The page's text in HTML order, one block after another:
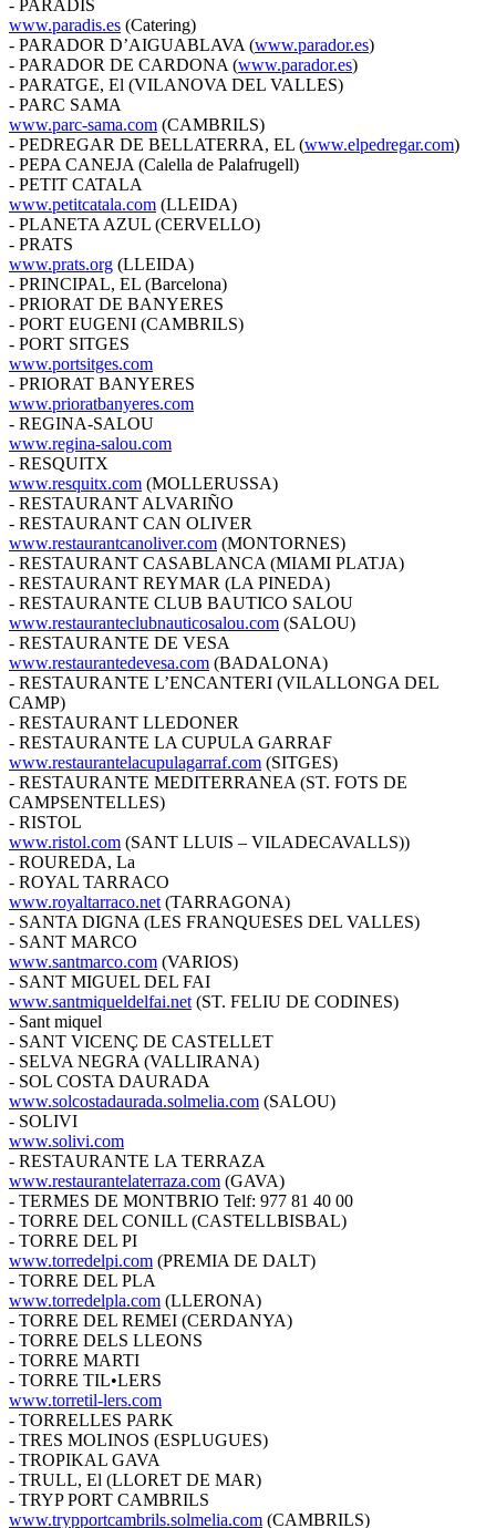
- PARADIS
www.paradis.es (Catering)
- PARADOR D’AIGUABLAVA (www.parador.es)
- PARADOR DE CARDONA (www.parador.es)
- PARATGE, El (VILANOVA DEL VALLES)
- PARC SAMA
www.parc-sama.com (CAMBRILS)
- PEDREGAR DE BELLATERRA, EL (www.elpedregar.com)
- PEPA CANEJA (Calella de Palafrugell)
- PETIT CATALA
www.petitcatala.com (LLEIDA)
- PLANETA AZUL (CERVELLO)
- PRATS
www.prats.org (LLEIDA)
- PRINCIPAL, EL (Barcelona)
- PRIORAT DE BANYERES
- PORT EUGENI (CAMBRILS)
- PORT SITGES
www.portsitges.com
- PRIORAT BANYERES
www.prioratbanyeres.com
- REGINA-SALOU
www.regina-salou.com
- RESQUITX
www.resquitx.com (MOLLERUSSA)
- RESTAURANT ALVARIÑO
- RESTAURANT CAN OLIVER
www.restaurantcanoliver.com (MONTORNES)
- RESTAURANT CASABLANCA (MIAMI PLATJA)
- RESTAURANT REYMAR (LA PINEDA)
- RESTAURANTE CLUB BAUTICO SALOU
www.restauranteclubnauticosalou.com (SALOU)
- RESTAURANTE DE VESA
www.restaurantedevesa.com (BADALONA)
- RESTAURANTE L’ENCANTERI (VILALLONGA DEL
CAMP)
- RESTAURANT LLEDONER
- RESTAURANTE LA CUPULA GARRAF
www.restaurantelacupulagarraf.com (SITGES)
- RESTAURANTE MEDITERRANEA (ST. FOTS DE
CAMPSENTELLES)
- RISTOL
www.ristol.com (SANT LLUIS – VILADECAVALLS))
- ROUREDA, La
- ROYAL TARRACO
www.royaltarraco.net (TARRAGONA)
- SANTA DIGNA (LES FRANQUESES DEL VALLES)
- SANT MARCO
www.santmarco.com (VARIOS)
- SANT MIGUEL DEL FAI
www.santmiqueldelfai.net (ST. FELIU DE CODINES)
- Sant miquel
- SANT VICENÇ DE CASTELLET
- SELVA NEGRA (VALLIRANA)
- SOL COSTA DAURADA
www.solcostadaurada.solmelia.com (SALOU)
- SOLIVI
www.solivi.com
- RESTAURANTE LA TERRAZA
www.restaurantelaterraza.com (GAVA)
- TERMES DE MONTBRIO Telf: 977 81 40 00
- TORRE DEL CONILL (CASTELLBISBAL)
- TORRE DEL PI
www.torredelpi.com (PREMIA DE DALT)
- TORRE DEL PLA
www.torredelpla.com (LLERONA)
- TORRE DEL REMEI (CERDANYA)
- TORRE DELS LLEONS
- TORRE MARTI
- TORRE TIL•LERS
www.torretil-lers.com
- TORRELLES PARK
- TRES MOLINOS (ESPLUGUES)
- TROPIKAL GAVA
- TRULL, El (LLORET DE MAR)
- TRYP PORT CAMBRILS
www.trypportcambrils.solmelia.com (CAMBRILS)